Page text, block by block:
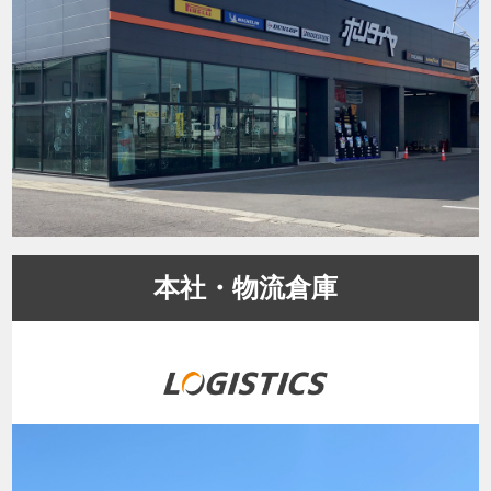
本社・物流倉庫